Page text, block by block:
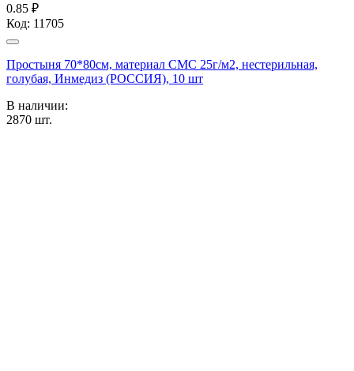
0.85 ₽
Код: 11705
Простыня 70*80см, материал СМС 25г/м2, нестерильная,
голубая, Инмедиз (РОССИЯ), 10 шт
В наличии:
2870 шт.